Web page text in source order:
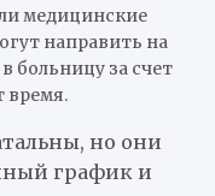
медицинские
направить на
больницу за счет
время.
но они
график и